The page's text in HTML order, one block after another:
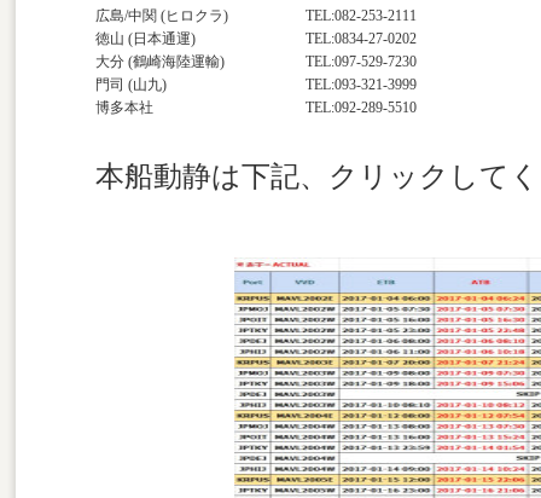
広島/中関 (ヒロクラ)
TEL:082-253-2111
徳山 (日本通運)
TEL:0834-27-0202
大分 (鶴崎海陸運輸)
TEL:097-529-7230
門司 (山九)
TEL:093-321-3999
博多本社
TEL:092-289-5510
本船動静は下記、クリックして